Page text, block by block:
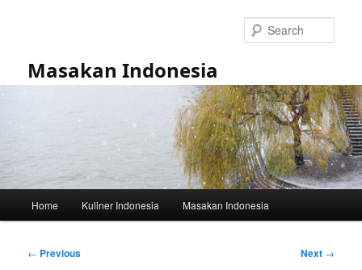
Masakan Indonesia
Home Kuliner Indonesia Masakan Indonesia
Post
← Previous Next →